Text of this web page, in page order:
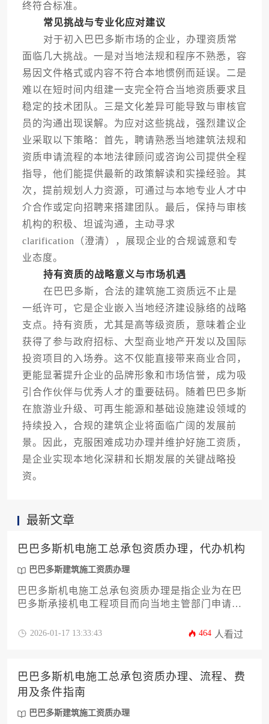
终符合标准。
常见挑战与专业化应对建议
对于初入巴巴多斯市场的企业，办理资质常
面临几大挑战。一是对当地法规和程序不熟悉，容
易因文件格式或内容不符合本地惯例而延误。二是
难以在短时间内组建一支完全符合当地资质要求且
稳定的技术团队。三是文化差异可能导致与审核官
员的沟通出现误解。为应对这些挑战，强烈建议企
业采取以下策略：首先，聘请熟悉当地建筑法规和
资质申请流程的本地法律顾问或咨询公司提供全程
指导，他们能提供最新的政策解读和实操经验。其
次，提前规划人力资源，可通过与本地专业人才中
介合作或定向招聘来搭建团队。最后，保持与审核
机构的积极、坦诚沟通，主动寻求
clarification（澄清），展现企业的合规诚意和专
业态度。
持有资质的战略意义与市场机遇
在巴巴多斯，合法的建筑施工资质远不止是
一纸许可，它是企业嵌入当地经济建设脉络的战略
支点。持有资质，尤其是高等级资质，意味着企业
获得了参与政府招标、大型商业地产开发以及国际
投资项目的入场券。这不仅能直接带来商业合同，
更能显著提升企业的品牌形象和市场信誉，成为吸
引合作伙伴与优秀人才的重要砝码。随着巴巴多斯
在旅游业升级、可再生能源和基础设施建设领域的
持续投入，合规的建筑企业将面临广阔的发展前
景。因此，克服困难成功办理并维护好施工资质，
是企业实现本地化深耕和长期发展的关键战略投
资。
最新文章
巴巴多斯机电施工总承包资质办理，代办机构
巴巴多斯建筑施工资质办理
巴巴多斯机电施工总承包资质办理是指企业为在巴
巴多斯承接机电工程项目而向当地主管部门申请的
流程的专业服务组织。对于计划进入巴巴多斯机电
2026-01-17 13:33:43 464 人看过
巴巴多斯机电施工总承包资质办理、流程、费
用及条件指南
巴巴多斯建筑施工资质办理